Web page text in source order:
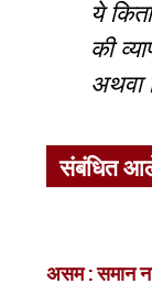
ये
की
अथवा
संबंधित
असम : समान